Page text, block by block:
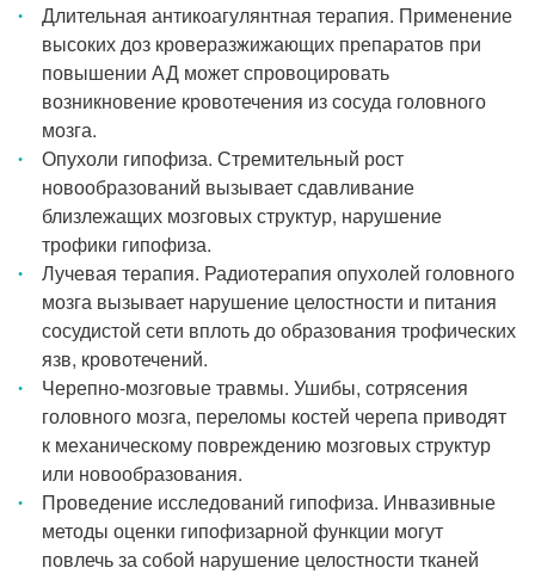
Длительная антикоагулянтная терапия. Применение
высоких доз кроверазжижающих препаратов при
повышении АД может спровоцировать
возникновение кровотечения из сосуда головного
мозга.
Опухоли гипофиза. Стремительный рост
новообразований вызывает сдавливание
близлежащих мозговых структур, нарушение
трофики гипофиза.
Лучевая терапия. Радиотерапия опухолей головного
мозга вызывает нарушение целостности и питания
сосудистой сети вплоть до образования трофических
язв, кровотечений.
Черепно-мозговые травмы. Ушибы, сотрясения
головного мозга, переломы костей черепа приводят
к механическому повреждению мозговых структур
или новообразования.
Проведение исследований гипофиза. Инвазивные
методы оценки гипофизарной функции могут
повлечь за собой нарушение целостности тканей